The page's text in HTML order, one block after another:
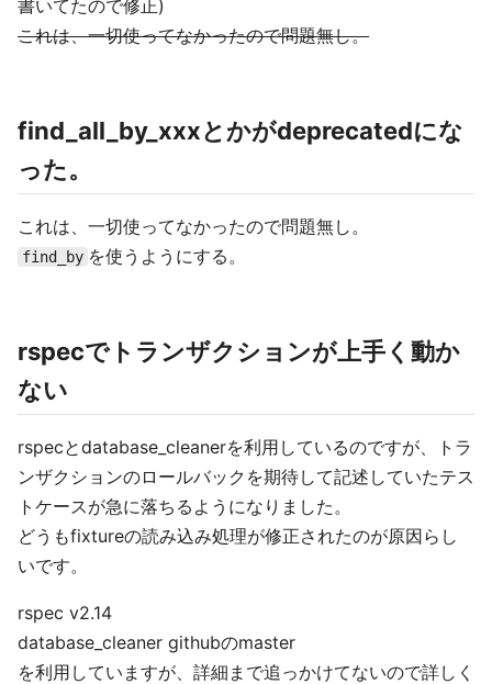
書いてたので修正)
これは、一切使ってなかったので問題無し。
find_all_by_xxxとかがdeprecatedにな
った。
これは、一切使ってなかったので問題無し。
find_by を使うようにする。
rspecでトランザクションが上手く動か
ない
rspecとdatabase_cleanerを利用しているのですが、トラ
ンザクションのロールバックを期待して記述していたテス
トケースが急に落ちるようになりました。
どうもfixtureの読み込み処理が修正されたのが原因らし
いです。
rspec v2.14
database_cleaner githubのmaster
を利用していますが、詳細まで追っかけてないので詳しく